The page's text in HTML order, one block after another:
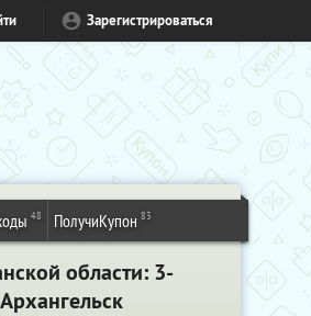
Зарегистрироваться
48 ПолучиКупон 83
области: 3-